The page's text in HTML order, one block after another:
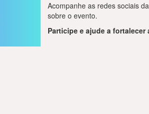
Acompanhe as redes sociais
sobre o evento.
Participe e ajude a